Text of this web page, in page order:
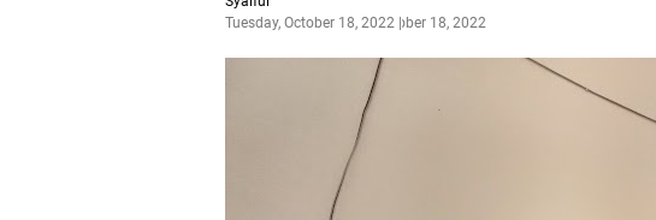
Tuesday, October 18, 2022October 18, 2022